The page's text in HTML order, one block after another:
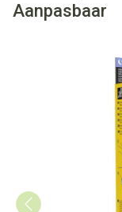
Aanpasbaar